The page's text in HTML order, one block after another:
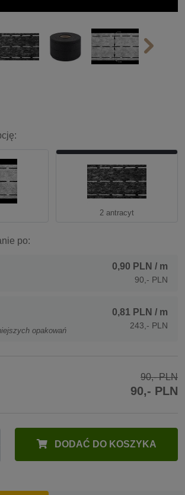
2 antracyt
po:
0,90 PLN / m
90,- PLN
opakowań
0,81 PLN / m
243,- PLN
90,- PLN
90,- PLN
DODAĆ DO KOSZYKA